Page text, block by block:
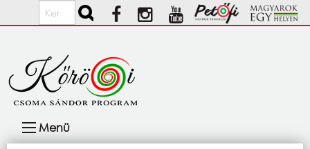
Ugrás a tartalomra
Keresés
navigáció
Menü